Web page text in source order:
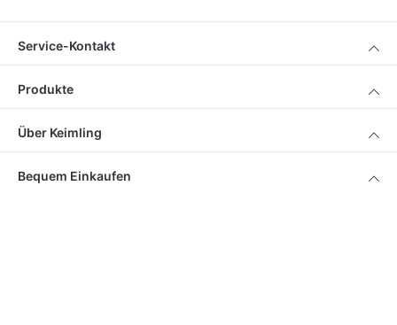
Service-Kontakt
Produkte
Über Keimling
Bequem Einkaufen